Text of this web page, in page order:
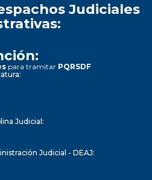
Judiciales
para tramitar PQRSDF
Judicial:
Judicial - DEAJ: